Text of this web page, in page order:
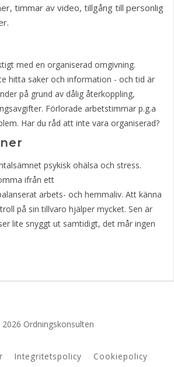
timmar av video, tillgång till personlig
med en organiserad omgivning.
hitta saker och information - och tid är
på grund av dålig återkoppling,
Förlorade arbetstimmar p.g.a
Har du råd att inte vara organiserad?
psykisk ohälsa och stress.
ifrån ett
arbets- och hemmaliv. Att känna
på sin tillvaro hjälper mycket. Sen är
lite snyggt ut samtidigt, det mår ingen
Ordningskonsulten
Integritetspolicy Cookiepolicy